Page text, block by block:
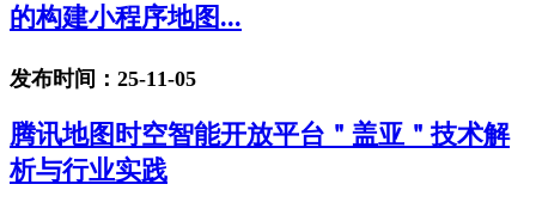
的构建小程序地图...
发布时间：25-11-05
腾讯地图时空智能开放平台＂盖亚＂技术解
析与行业实践